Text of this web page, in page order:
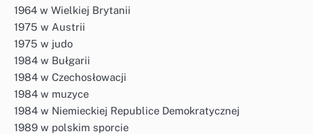
1964 w Wielkiej Brytanii
1975 w Austrii
1975 w judo
1984 w Bułgarii
1984 w Czechosłowacji
1984 w muzyce
1984 w Niemieckiej Republice Demokratycznej
1989 w polskim sporcie